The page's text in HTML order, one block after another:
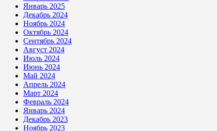
Январь 2025
Декабрь 2024
Ноябрь 2024
Октябрь 2024
Сентябрь 2024
Август 2024
Июль 2024
Июнь 2024
Май 2024
Апрель 2024
Март 2024
Февраль 2024
Январь 2024
Декабрь 2023
Ноябрь 2023